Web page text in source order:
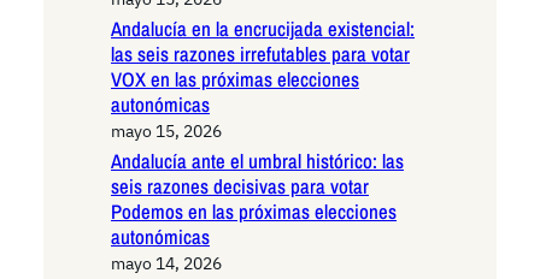
Andalucía en la encrucijada existencial:
las seis razones irrefutables para votar
VOX en las próximas elecciones
autonómicas
mayo 15, 2026
Andalucía ante el umbral histórico: las
seis razones decisivas para votar
Podemos en las próximas elecciones
autonómicas
mayo 14, 2026